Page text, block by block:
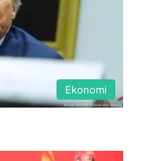
Ekonomi